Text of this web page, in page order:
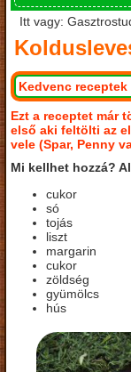
Itt vagy:
Kedvenc receptek
Ezt a receptet már
első aki feltölti az
vele (Spar, Penny
Mi kellhet hozzá?
cukor
só
tojás
liszt
margarin
cukor
zöldség
gyümölcs
hús